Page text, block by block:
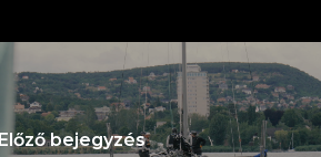
Előző bejegyzés